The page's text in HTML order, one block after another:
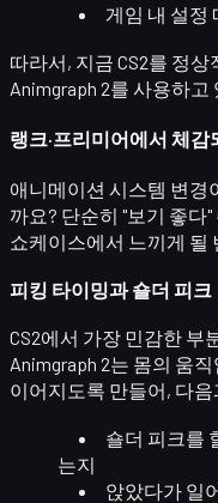
게임 내 설정
따라서, 지금 CS2를 정
Animgraph 2를 사용하고
랭크·프리미어에서 체감
애니메이션 시스템 변경
까요? 단순히 "보기 좋다
쇼케이스에서 느끼게 될
피킹 타이밍과 숄더 피크
CS2에서 가장 민감한 부
Animgraph 2는 몸의 움
이어지도록 만들어, 다
숄더 피크를
는지
앉았다가 일